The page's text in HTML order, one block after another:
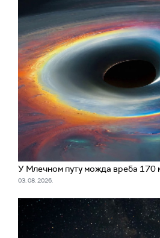
У Млечном путу можда вреба 170
03. 08. 2026.